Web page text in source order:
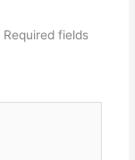
Required fields